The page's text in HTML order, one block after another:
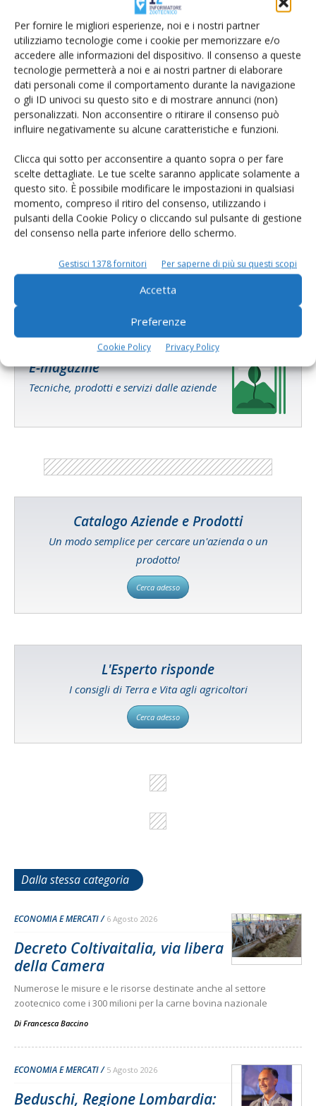
Per fornire le migliori esperienze, noi e i nostri partner
utilizziamo tecnologie come i cookie per memorizzare e/o
accedere alle informazioni del dispositivo. Il consenso a queste
tecnologie permetterà a noi e ai nostri partner di elaborare
dati personali come il comportamento durante la navigazione
o gli ID univoci su questo sito e di mostrare annunci (non)
personalizzati. Non acconsentire o ritirare il consenso può
influire negativamente su alcune caratteristiche e funzioni.
Clicca qui sotto per acconsentire a quanto sopra o per fare
scelte dettagliate. Le tue scelte saranno applicate solamente a
questo sito. È possibile modificare le impostazioni in qualsiasi
momento, compreso il ritiro del consenso, utilizzando i
pulsanti della Cookie Policy o cliccando sul pulsante di gestione
del consenso nella parte inferiore dello schermo.
Gestisci 1378 fornitori Per saperne di più su questi scopi
Accetta
Preferenze
Cookie Policy Privacy Policy
Salva il mio nome, email e sito web in questo browser per la
E-magazine
Tecniche, prodotti e servizi dalle aziende
Catalogo Aziende e Prodotti
Un modo semplice per cercare un'azienda o un
prodotto!
Cerca adesso
L'Esperto risponde
I consigli di Terra e Vita agli agricoltori
Cerca adesso
Dalla stessa categoria
ECONOMIA E MERCATI 6 Agosto 2026
Decreto Coltivaitalia, via libera
della Camera
Numerose le misure e le risorse destinate anche al settore
zootecnico come i 300 milioni per la carne bovina nazionale
Di Francesca Baccino
ECONOMIA E MERCATI 5 Agosto 2026
Beduschi, Regione Lombardia: